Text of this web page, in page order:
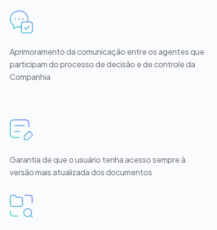
Aprimoramento da comunicação entre os agentes que
participam do processo de decisão e de controle da
Companhia
Garantia de que o usuário tenha acesso sempre à
versão mais atualizada dos documentos